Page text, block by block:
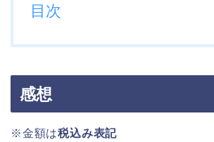
目次
感想
※金額は税込み表記